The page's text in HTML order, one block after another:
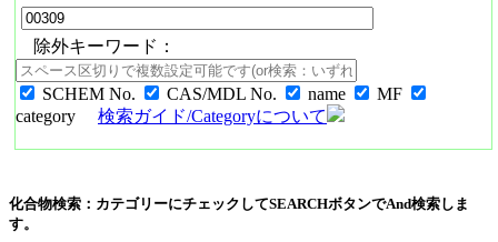
除外キーワード：
SCHEM No. CAS/MDL No. name
MF
category
検索ガイド/Categoryについて
化合物検索：カテゴリーにチェックしてSEARCHボタンでAnd検索しま
す。